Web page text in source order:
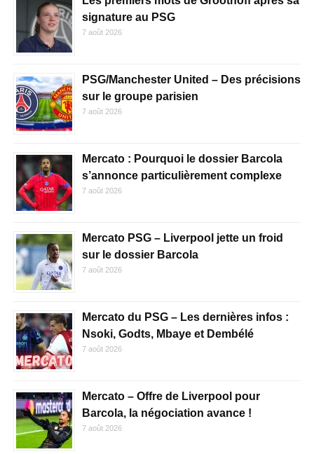
signature au PSG
7 août 2026
PSG/Manchester United – Des précisions
sur le groupe parisien
7 août 2026
Mercato : Pourquoi le dossier Barcola
s’annonce particulièrement complexe
7 août 2026
Mercato PSG – Liverpool jette un froid
sur le dossier Barcola
7 août 2026
Mercato du PSG – Les dernières infos :
Nsoki, Godts, Mbaye et Dembélé
7 août 2026
Mercato – Offre de Liverpool pour
Barcola, la négociation avance !
7 août 2026